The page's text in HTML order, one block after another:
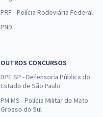
PRF - Polícia Rodoviária Federal
PND
OUTROS CONCURSOS
DPE SP - Defensoria Pública do
Estado de São Paulo
PM MS - Polícia Militar de Mato
Grosso do Sul